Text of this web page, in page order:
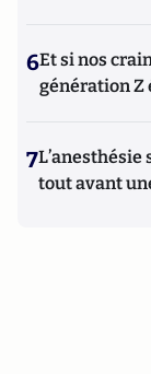
6Et si nos
génération Z
7
tout avant